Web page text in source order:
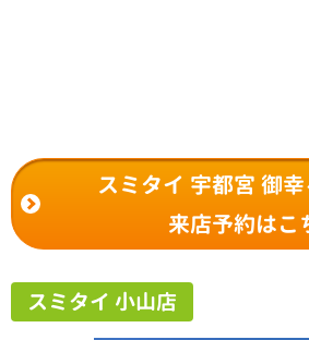
スミタイ 宇都宮 御
来店予約はこ
スミタイ 小山店